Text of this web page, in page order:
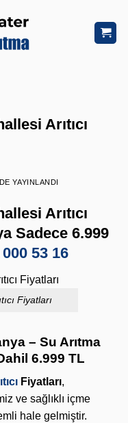
Arıtıcı
YAYINLANDI
Arıtıcı
Sadece 6.999
53 16
Fiyatları
– Su Arıtma
6.999 TL
Fiyatları,
ve sağlıklı içme
hale gelmiştir.